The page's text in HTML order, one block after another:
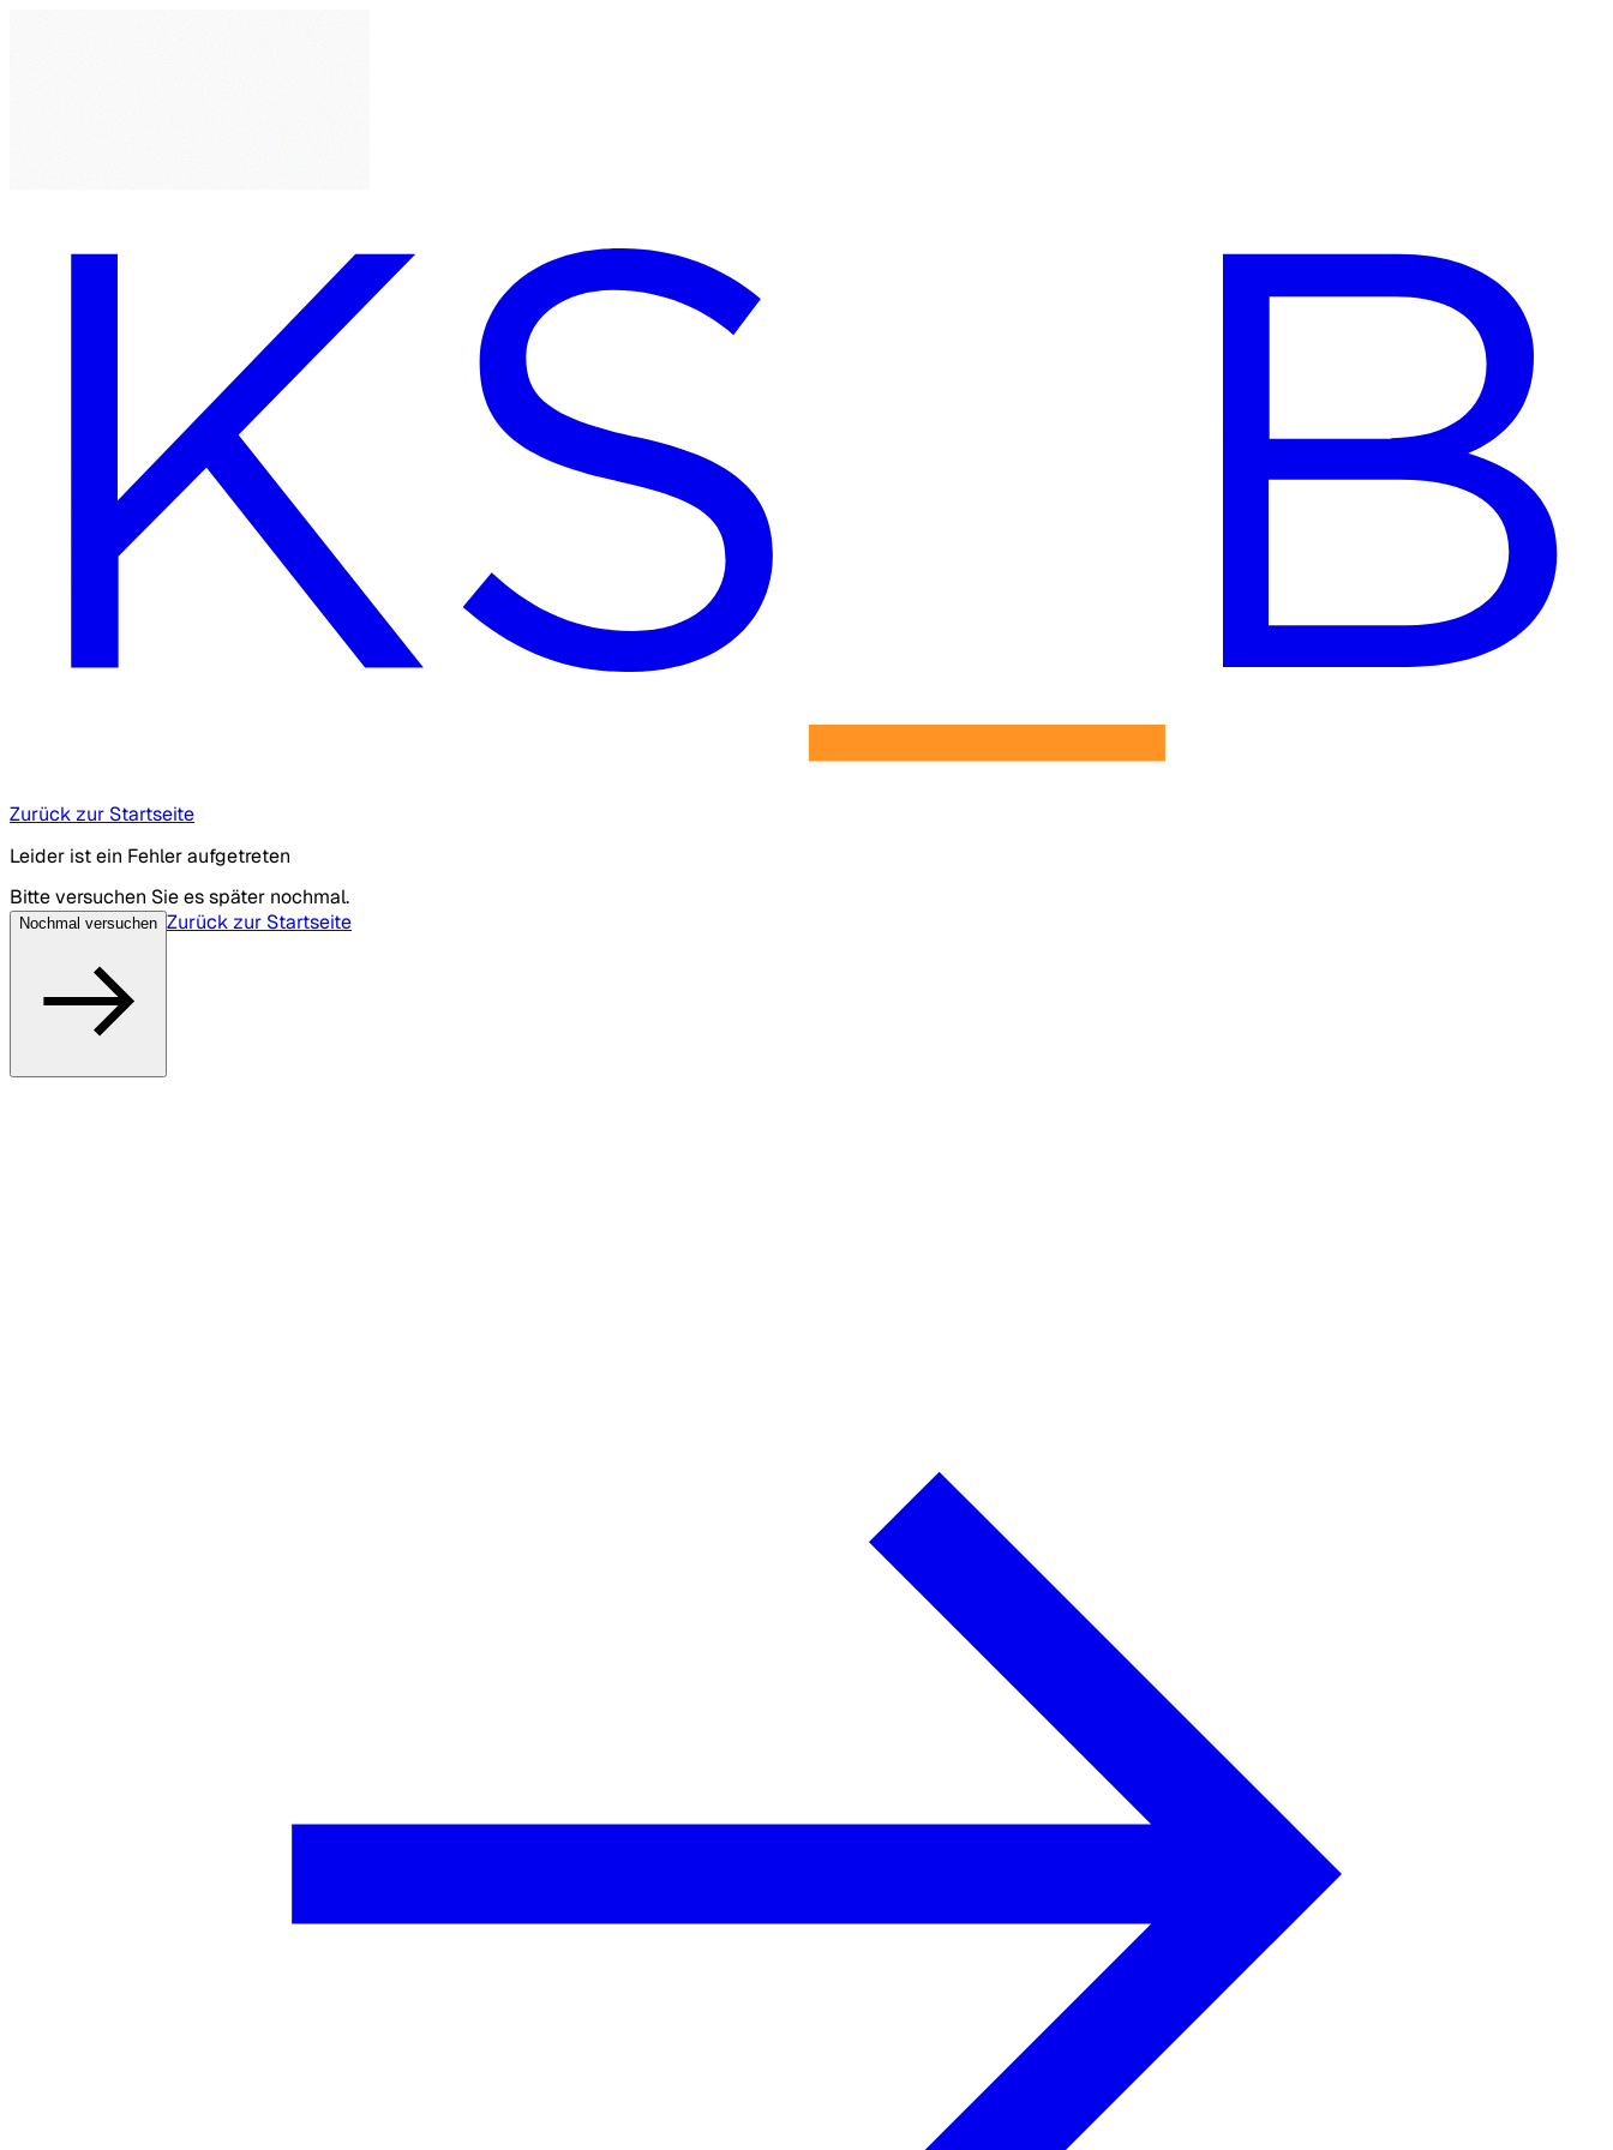
Zurück zur Startseite
Leider ist ein Fehler aufgetreten
Bitte versuchen Sie es später nochmal.
Nochmal versuchen Zurück zur Startseite